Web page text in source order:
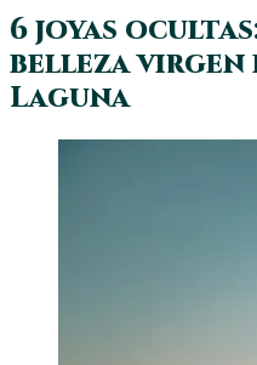
6 joyas
belleza virgen
Laguna